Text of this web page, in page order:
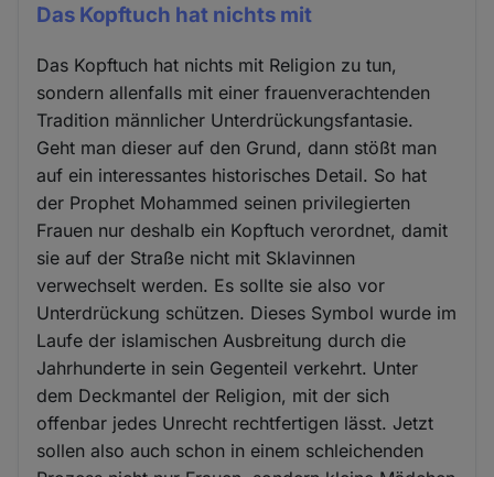
Das Kopftuch hat nichts mit
Das Kopftuch hat nichts mit Religion zu tun,
sondern allenfalls mit einer frauenverachtenden
Tradition männlicher Unterdrückungsfantasie.
Geht man dieser auf den Grund, dann stößt man
auf ein interessantes historisches Detail. So hat
der Prophet Mohammed seinen privilegierten
Frauen nur deshalb ein Kopftuch verordnet, damit
sie auf der Straße nicht mit Sklavinnen
verwechselt werden. Es sollte sie also vor
Unterdrückung schützen. Dieses Symbol wurde im
Laufe der islamischen Ausbreitung durch die
Jahrhunderte in sein Gegenteil verkehrt. Unter
dem Deckmantel der Religion, mit der sich
offenbar jedes Unrecht rechtfertigen lässt. Jetzt
sollen also auch schon in einem schleichenden